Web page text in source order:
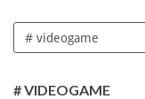
# VIDEOGAME